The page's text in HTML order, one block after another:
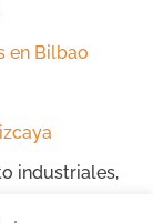
en Bilbao
industriales,